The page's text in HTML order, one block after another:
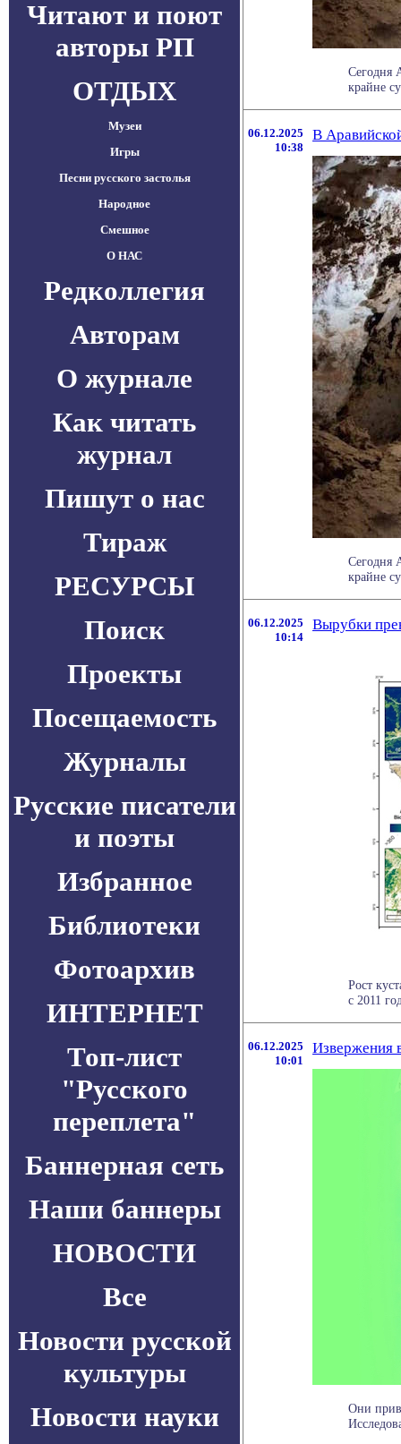
Читают и поют
авторы РП
ОТДЫХ
Музеи
Игры
Песни русского застолья
Народное
Смешное
О НАС
Редколлегия
Авторам
О журнале
Как читать
журнал
Пишут о нас
Тираж
РЕСУРСЫ
Поиск
Проекты
Посещаемость
Журналы
Русские писатели
и поэты
Избранное
Библиотеки
Фотоархив
ИНТЕРНЕТ
Топ-лист
"Русского
переплета"
Баннерная сеть
Наши баннеры
НОВОСТИ
Все
Новости русской
культуры
Новости науки
Сегодня
крайне
06.12.2025
10:38
В
Сегодня
крайне
06.12.2025
10:14
Вырубки
Рост
с 2011
06.12.2025
10:01
Извержения
Они